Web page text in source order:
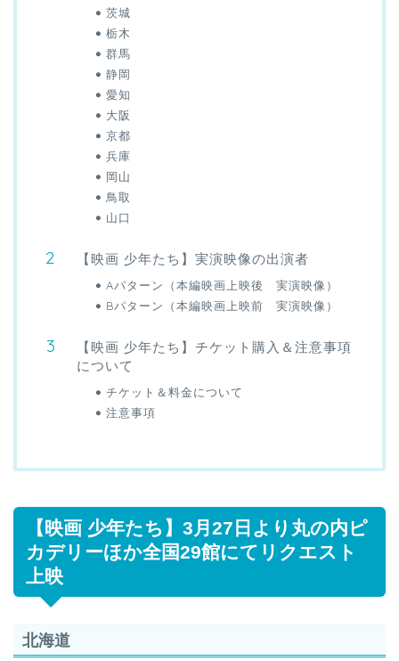
茨城
栃木
群馬
静岡
愛知
大阪
京都
兵庫
岡山
鳥取
山口
【映画 少年たち】実演映像の出演者
Aパターン（本編映画上映後 実演映像）
Bパターン（本編映画上映前 実演映像）
【映画 少年たち】チケット購入＆注意事項
について
チケット＆料金について
注意事項
【映画 少年たち】3月27日より丸の内ピ
カデリーほか全国29館にてリクエスト
上映
北海道